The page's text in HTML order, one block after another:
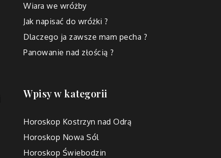
Wiara we wróżby
Jak napisać do wróżki ?
Dlaczego ja zawsze mam pecha ?
Panowanie nad złością ?
Wpisy w kategorii
Horoskop Kostrzyn nad Odrą
Horoskop Nowa Sól
Horoskop Świebodzin